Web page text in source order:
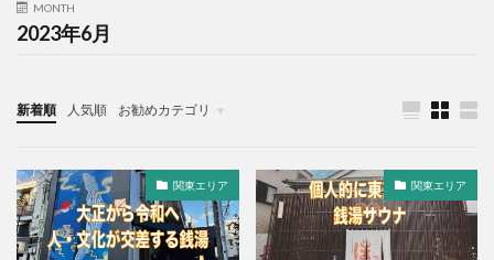
MONTH
2023年6月
新着順 人気順 お勧めカテゴリ
未分類
関東エリア 関東エリア